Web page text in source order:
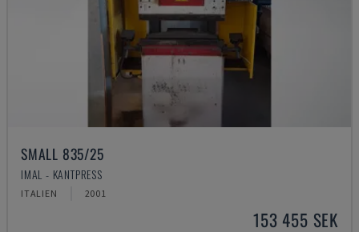
SMALL 835/25
IMAL - KANTPRESS
ITALIEN 2001
153 455 SEK